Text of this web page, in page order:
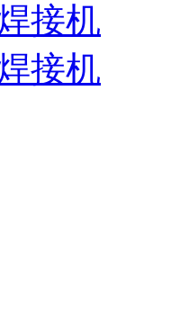
接机
接机